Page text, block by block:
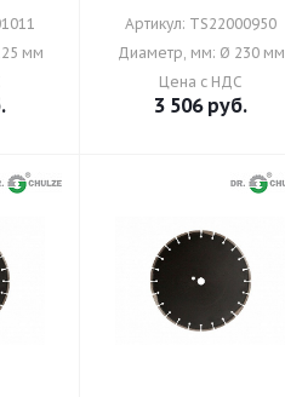
мм
Артикул: TS22000950
Диаметр, мм: Ø 230 мм
Цена с НДС
3 506руб.